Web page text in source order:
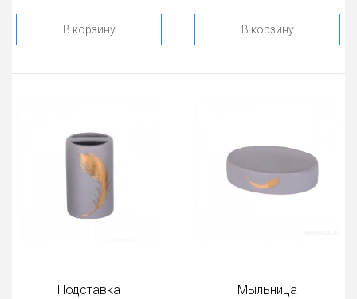
В корзину В корзину
Подставка Мыльница